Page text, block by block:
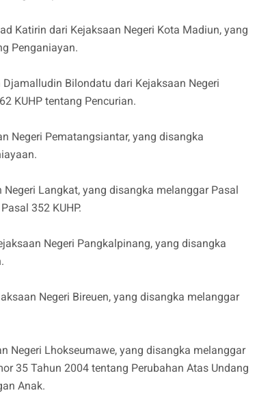
Katirin dari Kejaksaan Negeri Kota Madiun, yang
Penganiayan.
Bilondatu dari Kejaksaan Negeri
KUHP tentang Pencurian.
Negeri Pematangsiantar, yang disangka
Langkat, yang disangka melanggar Pasal
352 KUHP.
Negeri Pangkalpinang, yang disangka
Negeri Bireuen, yang disangka melanggar
Negeri Lhokseumawe, yang disangka melanggar
35 Tahun 2004 tentang Perubahan Atas Undang
Anak.